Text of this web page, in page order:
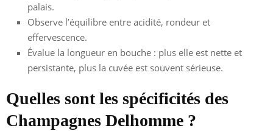
palais.
Observe l’équilibre entre acidité, rondeur et
effervescence.
Évalue la longueur en bouche : plus elle est nette et
persistante, plus la cuvée est souvent sérieuse.
Quelles sont les spécificités des
Champagnes Delhomme ?